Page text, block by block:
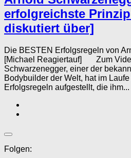
erfolgreichste
diskutiert über]
Die BESTEN Erfolgsregeln von
[Michael Reagiertauf] Zum
Schwarzenegger, einer der
Bodybuilder der Welt, hat im
Erfolgsregeln aufgestellt, die ihm...
Folgen: